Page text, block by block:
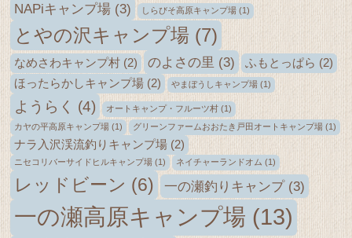
NAPiキャンプ場 (3) しらびそ高原キャンプ場 (1)
とやの沢キャンプ場 (7)
なめさわキャンプ村 (2) のよさの里 (3) ふもとっぱら (2)
ほったらかしキャンプ場 (2) やまぼうしキャンプ場 (1)
ようらく (4) オートキャンプ・フルーツ村 (1)
カヤの平高原キャンプ場 (1) グリーンファームおおたき戸田オートキャンプ場 (1)
ナラ入沢渓流釣りキャンプ場 (2)
ニセコリバーサイドヒルキャンプ場 (1) ネイチャーランドオム (1)
レッドビーン (6) 一の瀬釣りキャンプ(3)
一の瀬高原キャンプ場 (13)